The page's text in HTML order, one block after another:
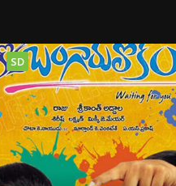
SD